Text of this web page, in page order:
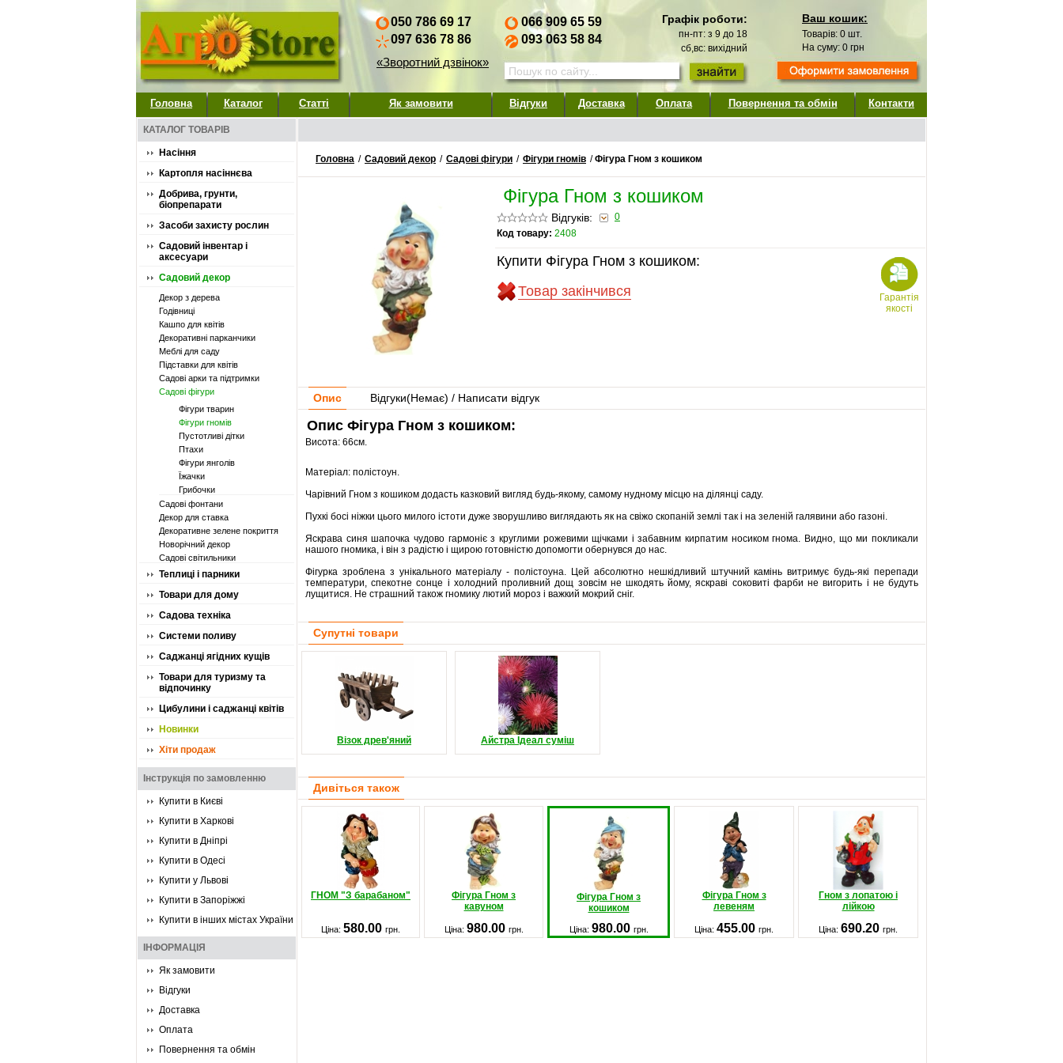
050 786 69 17
097 636 78 86
«Зворотний дзвінок»
066 909 65 59
093 063 58 84
Графік роботи:
пн-пт: з 9 до 18
сб,вс: вихідний
Ваш кошик:
Товарів: 0 шт.
На суму: 0 грн
Головна Каталог Статті Як замовити Відгуки Доставка Оплата Повернення та обмін Контакти
КАТАЛОГ ТОВАРІВ
Насіння
Картопля насіннєва
Добрива, грунти,
біопрепарати
Засоби захисту рослин
Садовий інвентар і
аксесуари
Садовий декор
Декор з дерева
Годівниці
Кашпо для квітів
Декоративні парканчики
Меблі для саду
Підставки для квітів
Садові арки та підтримки
Садові фігури
Фігури тварин
Фігури гномів
Пустотливі дітки
Птахи
Фігури янголів
Їжачки
Грибочки
Садові фонтани
Декор для ставка
Декоративне зелене покриття
Новорічний декор
Садові світильники
Теплиці і парники
Товари для дому
Садова техніка
Системи поливу
Саджанці ягідних кущів
Товари для туризму та
відпочинку
Цибулини і саджанці квітів
Новинки
Хіти продаж
Інструкція по замовленню
Купити в Києві
Купити в Харкові
Купити в Дніпрі
Купити в Одесі
Купити у Львові
Купити в Запоріжжі
Купити в інших містах України
ІНФОРМАЦІЯ
Як замовити
Відгуки
Доставка
Оплата
Повернення та обмін
Головна / Садовий декор / Садові фігури / Фігури гномів /Фігура Гном з кошиком
Фігура Гном з кошиком
Відгуків:
0
Код товару: 2408
Купити Фігура Гном з кошиком:
Товар закінчився
Гарантія
якості
Опис Відгуки(Немає) / Написати відгук
Опис Фігура Гном з кошиком:
Висота: 66см.
Матеріал: полістоун.
Чарівний Гном з кошиком додасть казковий вигляд будь-якому, самому нудному місцю на ділянці саду.
Пухкі босі ніжки цього милого істоти дуже зворушливо виглядають як на свіжо скопаній землі так і на зеленій галявини або газоні.
Яскрава синя шапочка чудово гармоніє з круглими рожевими щічками і забавним кирпатим носиком гнома. Видно, що ми покликали
нашого гномика, і він з радістю і щирою готовністю допомогти обернувся до нас.
Фігурка зроблена з унікального матеріалу - полістоуна. Цей абсолютно нешкідливий штучний камінь витримує будь-які перепади
температури, спекотне сонце і холодний проливний дощ зовсім не шкодять йому, яскраві соковиті фарби не вигорить і не будуть
лущитися. Не страшний також гномику лютий мороз і важкий мокрий сніг.
Супутні товари
Візок древ'яний Айстра Ідеал суміш
Дивіться також
ГНОМ "З барабаном"
Фігура Гном з
кавуном
Фігура Гном з
кошиком
Фігура Гном з
левеням
Гном з лопатою і
лійкою
Ціна: 580.00 грн. Ціна: 980.00 грн. Ціна: 980.00 грн. Ціна: 455.00 грн. Ціна: 690.20 грн.